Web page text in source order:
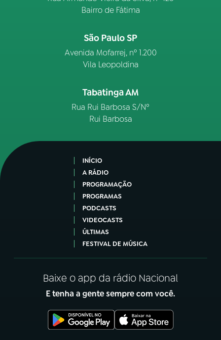
Bairro de Fátima
São Paulo SP
Avenida Mofarrej, nº 1.200
Vila Leopoldina
Tabatinga AM
Rua Rui Barbosa S/Nº
Rui Barbosa
INÍCIO
A RÁDIO
PROGRAMAÇÃO
PROGRAMAS
PODCASTS
VIDEOCASTS
ÚLTIMAS
FESTIVAL DE MÚSICA
Baixe o app da rádio Nacional
E tenha a gente sempre com você.